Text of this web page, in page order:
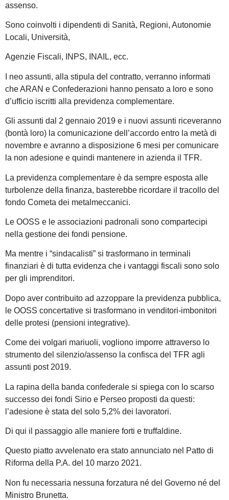
assenso.
Sono coinvolti i dipendenti di Sanità, Regioni, Autonomie
Locali, Università,
Agenzie Fiscali, INPS, INAIL, ecc.
I neo assunti, alla stipula del contratto, verranno informati
che ARAN e Confederazioni hanno pensato a loro e sono
d’ufficio iscritti alla previdenza complementare.
Gli assunti dal 2 gennaio 2019 e i nuovi assunti riceveranno
(bontà loro) la comunicazione dell’accordo entro la metà di
novembre e avranno a disposizione 6 mesi per comunicare
la non adesione e quindi mantenere in azienda il TFR.
La previdenza complementare è da sempre esposta alle
turbolenze della finanza, basterebbe ricordare il tracollo del
fondo Cometa dei metalmeccanici.
Le OOSS e le associazioni padronali sono compartecipi
nella gestione dei fondi pensione.
Ma mentre i “sindacalisti” si trasformano in terminali
finanziari è di tutta evidenza che i vantaggi fiscali sono solo
per gli imprenditori.
Dopo aver contribuito ad azzoppare la previdenza pubblica,
le OOSS concertative si trasformano in venditori-imbonitori
delle protesi (pensioni integrative).
Come dei volgari mariuoli, vogliono imporre attraverso lo
strumento del silenzio/assenso la confisca del TFR agli
assunti post 2019.
La rapina della banda confederale si spiega con lo scarso
successo dei fondi Sirio e Perseo proposti da questi:
l’adesione è stata del solo 5,2% dei lavoratori.
Di qui il passaggio alle maniere forti e truffaldine.
Questo piatto avvelenato era stato annunciato nel Patto di
Riforma della P.A. del 10 marzo 2021.
Non fu necessaria nessuna forzatura né del Governo né del
Ministro Brunetta.